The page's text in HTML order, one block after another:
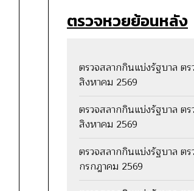
ตรวจหวยย้อนหลัง
ตรวจสลากกินแบ่งรัฐบาล ตร
สิงหาคม 2569
ตรวจสลากกินแบ่งรัฐบาล ตร
สิงหาคม 2569
ตรวจสลากกินแบ่งรัฐบาล ตร
กรกฎาคม 2569